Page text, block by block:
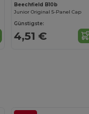
Beechfield B10b
Junior Original 5-Panel Cap
Günstigste:
4,51 €